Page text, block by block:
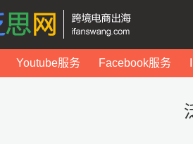
Youtube服务 Facebook服务